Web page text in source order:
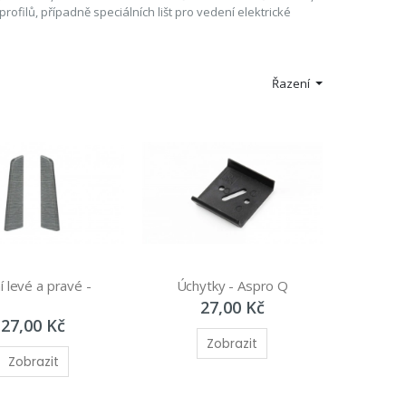
případně speciálních lišt pro vedení elektrické
Řazení
levé a pravé -
27,00 Kč
Zobrazit
Úchytky - Aspro Q
27,00 Kč
Zobrazit